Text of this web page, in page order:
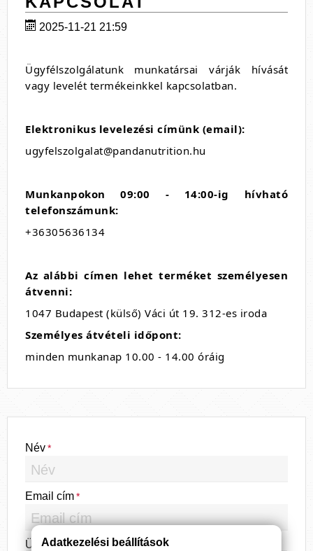
2025-11-21 21:59
Ügyfélszolgálatunk munkatársai várják hívását
vagy levelét termékeinkkel kapcsolatban.
Elektronikus levelezési címünk (email):
ugyfelszolgalat@pandanutrition.hu
Munkanpokon 09:00 - 14:00-ig hívható
telefonszámunk:
+36305636134
Az alábbi címen lehet terméket személyesen
átvenni:
1047 Budapest (külső) Váci út 19. 312-es iroda
Személyes átvételi időpont:
minden munkanap 10.00 - 14.00 óráig
Név
Email cím
Üzenet
Adatkezelési beállítások